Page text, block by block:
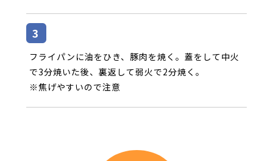
フライパンに油をひき、豚肉を焼く。蓋をして中火
で3分焼いた後、裏返して弱火で2分焼く。
※焦げやすいので注意